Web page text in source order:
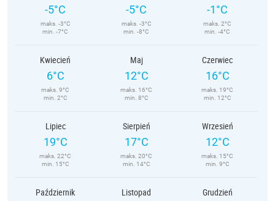
-5°C
maks. -3°C
min. -7°C
-5°C
maks. -3°C
min. -8°C
-1°C
maks. 2°C
min. -4°C
Kwiecień
6°C
maks. 9°C
min. 2°C
Maj
12°C
maks. 16°C
min. 8°C
Czerwiec
16°C
maks. 19°C
min. 12°C
Lipiec
19°C
maks. 22°C
min. 15°C
Sierpień
17°C
maks. 20°C
min. 14°C
Wrzesień
12°C
maks. 15°C
min. 9°C
Październik Listopad Grudzień